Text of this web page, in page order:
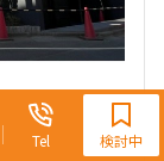
Tel
検討中